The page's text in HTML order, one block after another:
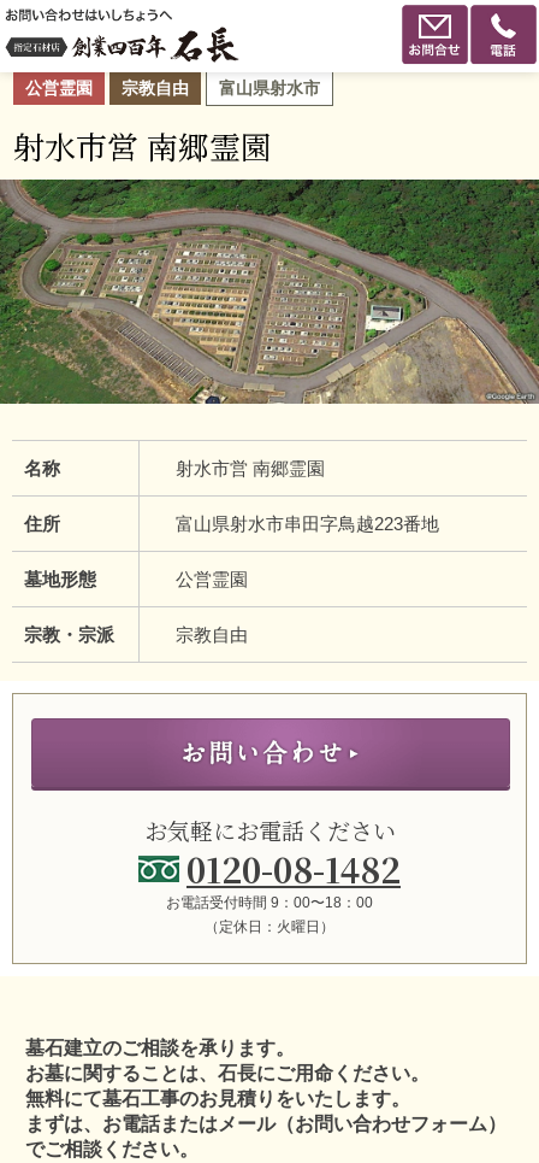
公営霊園 宗教自由 富山県射水市
射水市営 南郷霊園
名称 射水市営 南郷霊園
住所 富山県射水市串田字鳥越223番地
墓地形態 公営霊園
宗教・宗派 宗教自由
お気軽にお電話ください
0120-08-1482
お電話受付時間 9：00〜18：00
（定休日：火曜日）
墓石建立のご相談を承ります。
お墓に関することは、石長にご用命ください。
無料にて墓石工事のお見積りをいたします。
まずは、お電話またはメール（お問い合わせフォーム）
でご相談ください。